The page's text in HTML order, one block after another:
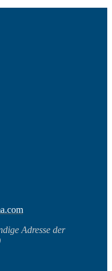
Adresse der